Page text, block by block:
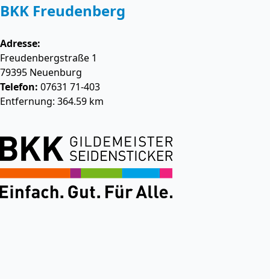
BKK Freudenberg
Adresse:
Freudenbergstraße 1
79395 Neuenburg
Telefon: 07631 71-403
Entfernung: 364.59 km